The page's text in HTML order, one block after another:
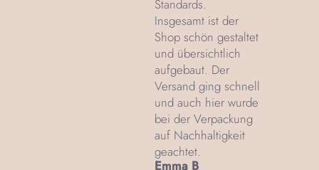
Standards.
Insgesamt ist der
Shop schön gestaltet
und übersichtlich
aufgebaut. Der
Versand ging schnell
und auch hier wurde
bei der Verpackung
auf Nachhaltigkeit
geachtet.
Emma B